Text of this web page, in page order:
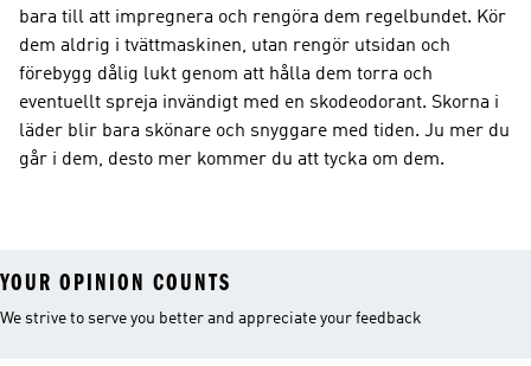
bara till att impregnera och rengöra dem regelbundet. Kör
dem aldrig i tvättmaskinen, utan rengör utsidan och
förebygg dålig lukt genom att hålla dem torra och
eventuellt spreja invändigt med en skodeodorant. Skorna i
läder blir bara skönare och snyggare med tiden. Ju mer du
går i dem, desto mer kommer du att tycka om dem.
YOUR OPINION COUNTS
We strive to serve you better and appreciate your feedback